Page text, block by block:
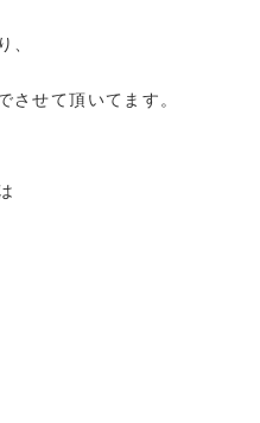
、
させて頂いてます。